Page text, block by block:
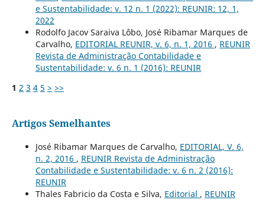
e Sustentabilidade: v. 12 n. 1 (2022): REUNIR: 12, 1,
2022
Rodolfo Jacov Saraiva Lôbo, José Ribamar Marques de
Carvalho, EDITORIAL REUNIR, v. 6, n. 1, 2016 , REUNIR
Revista de Administração Contabilidade e
Sustentabilidade: v. 6 n. 1 (2016): REUNIR
1 2 3 4 5 > >>
Artigos Semelhantes
José Ribamar Marques de Carvalho, EDITORIAL, V. 6,
n. 2, 2016 , REUNIR Revista de Administração
Contabilidade e Sustentabilidade: v. 6 n. 2 (2016):
REUNIR
Thales Fabricio da Costa e Silva, Editorial , REUNIR